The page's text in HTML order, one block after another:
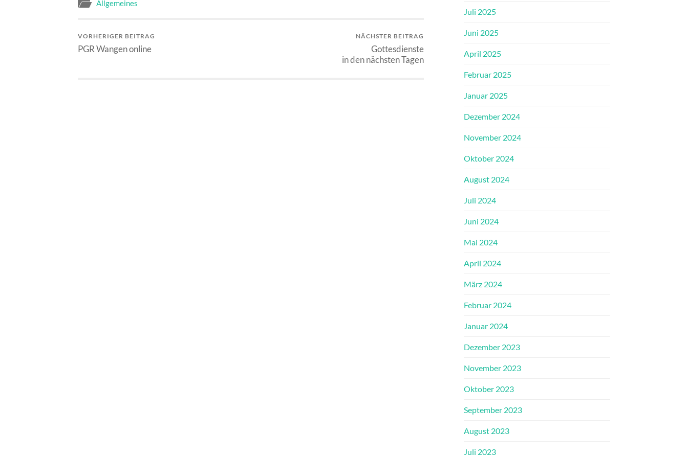
Allgemeines
VORHERIGER BEITRAG
PGR Wangen online
NÄCHSTER BEITRAG
Gottesdienste
in den nächsten Tagen
Juli 2025
Juni 2025
April 2025
Februar 2025
Januar 2025
Dezember 2024
November 2024
Oktober 2024
August 2024
Juli 2024
Juni 2024
Mai 2024
April 2024
März 2024
Februar 2024
Januar 2024
Dezember 2023
November 2023
Oktober 2023
September 2023
August 2023
Juli 2023